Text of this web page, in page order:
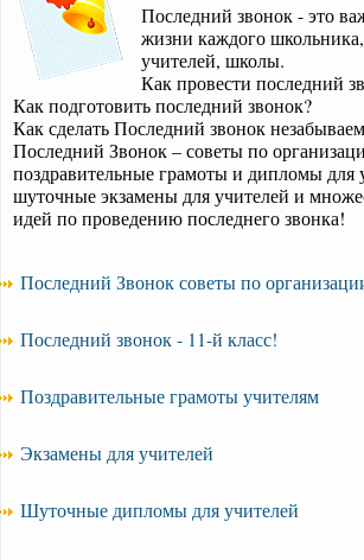
Последний звонок - это
жизни каждого
учителей, школы.
Как провести последний
Как подготовить последний звонок?
Как сделать Последний звонок
Последний Звонок – советы по
поздравительные грамоты и дипломы для
шуточные экзамены для учителей и
идей по проведению последнего звонка!
Последний Звонок советы по
Последний звонок - 11-й класс!
Поздравительные грамоты учителям
Экзамены для учителей
Шуточные дипломы для учителей